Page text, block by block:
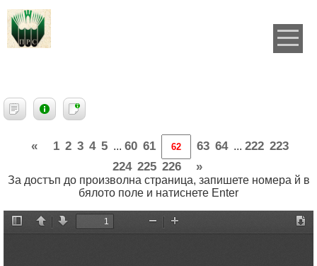
« 1 2 3 4 5 ... 60 61 63 64 ... 222 223
224 225 226 »
За достъп до произволна страница, запишете номера й в
бялото поле и натиснете Enter